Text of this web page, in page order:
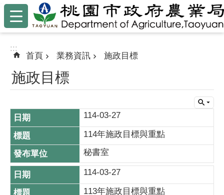
跳到主要內容區塊
:::
:::
首頁 業務資訊 施政目標
施政目標
114-03-27
114年施政目標與重點
秘書室
114-03-27
113年施政目標與重點